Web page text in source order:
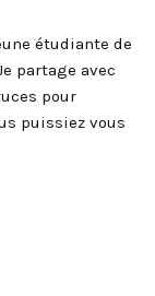
étudiante de
partage avec
pour
puissiez vous